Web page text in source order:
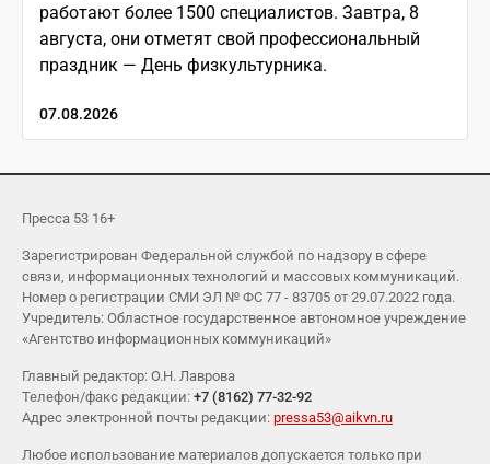
работают более 1500 специалистов. Завтра, 8
августа, они отметят свой профессиональный
праздник — День физкультурника.
07.08.2026
Пресса 53 16+
Зарегистрирован Федеральной службой по надзору в сфере
связи, информационных технологий и массовых коммуникаций.
Номер о регистрации СМИ ЭЛ № ФС 77 - 83705 от 29.07.2022 года.
Учредитель: Областное государственное автономное учреждение
«Агентство информационных коммуникаций»
Главный редактор: О.Н. Лаврова
Телефон/факс редакции: +7 (8162) 77-32-92
Адрес электронной почты редакции: pressa53@aikvn.ru
Любое использование материалов допускается только при